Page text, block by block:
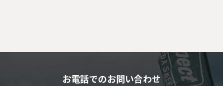
お電話でのお問い合わせ